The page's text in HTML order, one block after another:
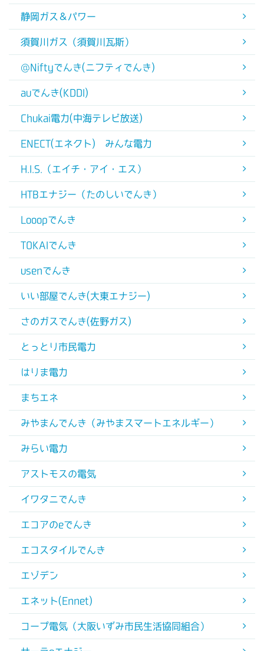
静岡ガス＆パワー
須賀川ガス（須賀川瓦斯）
@Niftyでんき(ニフティでんき)
auでんき(KDDI)
Chukai電力(中海テレビ放送)
ENECT(エネクト) みんな電力
H.I.S.（エイチ・アイ・エス）
HTBエナジー（たのしいでんき）
Looopでんき
TOKAIでんき
usenでんき
いい部屋でんき(大東エナジー)
さのガスでんき(佐野ガス)
とっとり市民電力
はりま電力
まちエネ
みやまんでんき（みやまスマートエネルギー）
みらい電力
アストモスの電気
イワタニでんき
エコアのeでんき
エコスタイルでんき
エゾデン
エネット(Ennet)
コープ電気（大阪いずみ市民生活協同組合）